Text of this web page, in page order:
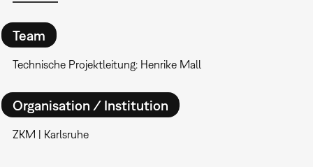
Team
Technische Projektleitung: Henrike Mall
Organisation / Institution
ZKM | Karlsruhe